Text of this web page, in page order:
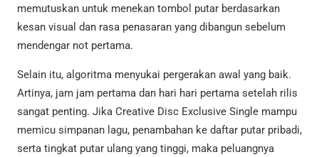
memutuskan untuk menekan tombol putar berdasarkan
kesan visual dan rasa penasaran yang dibangun sebelum
mendengar not pertama.
Selain itu, algoritma menyukai pergerakan awal yang baik.
Artinya, jam jam pertama dan hari hari pertama setelah rilis
sangat penting. Jika Creative Disc Exclusive Single mampu
memicu simpanan lagu, penambahan ke daftar putar pribadi,
serta tingkat putar ulang yang tinggi, maka peluangnya